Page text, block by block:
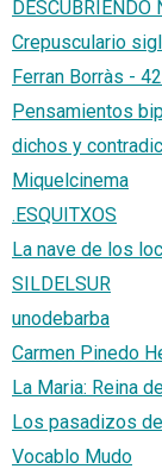
DESCUBRIENDO
Crepusculario
Ferran Borràs -
Pensamientos
dichos y
Miquelcinema
.ESQUITXOS
La nave de los
SILDELSUR
unodebarba
Carmen Pinedo
La Maria: Reina
Los pasadizos
Vocablo Mudo